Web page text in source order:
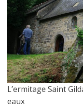
L’ermitage Saint
eaux